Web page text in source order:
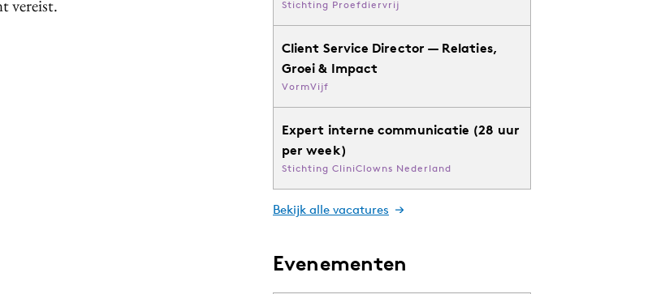
vereist. Stichting Proefdiervrij
Client Service Director — Relaties,
Groei & Impact
VormVijf
Expert interne communicatie (28 uur
per week)
Stichting CliniClowns Nederland
Bekijk alle vacatures
Evenementen